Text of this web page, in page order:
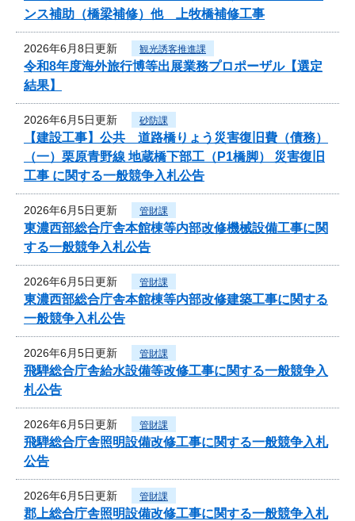
ンス補助（橋梁補修）他 上牧橋補修工事
2026年6月8日更新 観光誘客推進課
令和8年度海外旅行博等出展業務プロポーザル【選定
結果】
2026年6月5日更新 砂防課
【建設工事】公共 道路橋りょう災害復旧費（債務）
（一）栗原青野線 地蔵橋下部工（P1橋脚） 災害復旧
工事 に関する一般競争入札公告
2026年6月5日更新 管財課
東濃西部総合庁舎本館棟等内部改修機械設備工事に関
する一般競争入札公告
2026年6月5日更新 管財課
東濃西部総合庁舎本館棟等内部改修建築工事に関する
一般競争入札公告
2026年6月5日更新 管財課
飛騨総合庁舎給水設備等改修工事に関する一般競争入
札公告
2026年6月5日更新 管財課
飛騨総合庁舎照明設備改修工事に関する一般競争入札
公告
2026年6月5日更新 管財課
郡上総合庁舎照明設備改修工事に関する一般競争入札